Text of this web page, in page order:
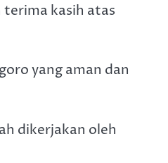
kasih atas
yang aman dan
dikerjakan oleh